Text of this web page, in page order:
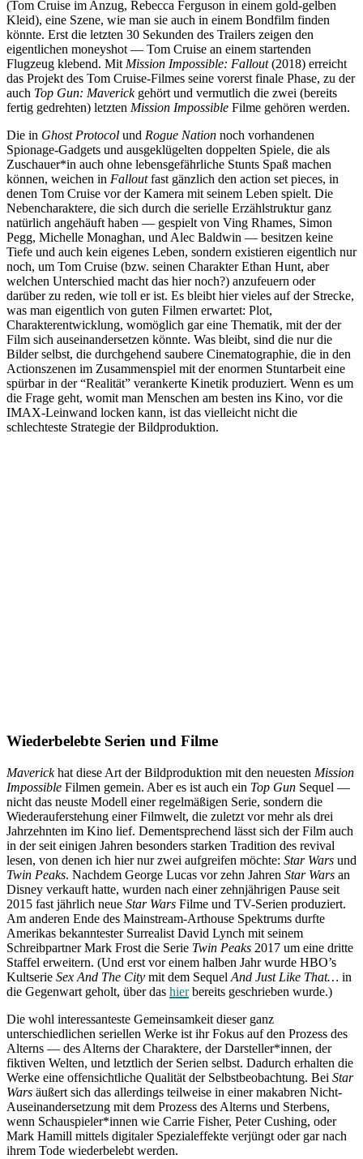
(Tom Cruise im Anzug, Rebecca Ferguson in einem gold-gelben
Kleid), eine Szene, wie man sie auch in einem Bondfilm finden
könnte. Erst die letzten 30 Sekunden des Trailers zeigen den
eigentlichen moneyshot — Tom Cruise an einem startenden
Flugzeug klebend. Mit Mission Impossible: Fallout(2018) erreicht
das Projekt des Tom Cruise-Filmes seine vorerst finale Phase, zu der
auch Top Gun: Maverickgehört und vermutlich die zwei (bereits
fertig gedrehten) letzten Mission Impossible Filme gehören werden.
Die in Ghost Protocol und Rogue Nation noch vorhandenen
Spionage-Gadgets und ausgeklügelten doppelten Spiele, die als
Zuschauer*in auch ohne lebensgefährliche Stunts Spaß machen
können, weichen in Falloutfast gänzlich den action set pieces, in
denen Tom Cruise vor der Kamera mit seinem Leben spielt. Die
Nebencharaktere, die sich durch die serielle Erzählstruktur ganz
natürlich angehäuft haben — gespielt von Ving Rhames, Simon
Pegg, Michelle Monaghan, und Alec Baldwin — besitzen keine
Tiefe und auch kein eigenes Leben, sondern existieren eigentlich nur
noch, um Tom Cruise (bzw. seinen Charakter Ethan Hunt, aber
welchen Unterschied macht das hier noch?) anzufeuern oder
darüber zu reden, wie toll er ist. Es bleibt hier vieles auf der Strecke,
was man eigentlich von guten Filmen erwartet: Plot,
Charakterentwicklung, womöglich gar eine Thematik, mit der der
Film sich auseinandersetzen könnte. Was bleibt, sind die nur die
Bilder selbst, die durchgehend saubere Cinematographie, die in den
Actionszenen im Zusammenspiel mit der enormen Stuntarbeit eine
spürbar in der “Realität” verankerte Kinetik produziert. Wenn es um
die Frage geht, womit man Menschen am besten ins Kino, vor die
IMAX-Leinwand locken kann, ist das vielleicht nicht die
schlechteste Strategie der Bildproduktion.
Wiederbelebte Serien und Filme
Maverickhat diese Art der Bildproduktion mit den neuesten Mission
Impossible Filmen gemein. Aber es ist auch ein Top Gun Sequel —
nicht das neuste Modell einer regelmäßigen Serie, sondern die
Wiederauferstehung einer Filmwelt, die zuletzt vor mehr als drei
Jahrzehnten im Kino lief. Dementsprechend lässt sich der Film auch
in der seit einigen Jahren besonders starken Tradition des revival
lesen, von denen ich hier nur zwei aufgreifen möchte: Star Wars und
Twin Peaks. Nachdem George Lucas vor zehn Jahren Star Wars an
Disney verkauft hatte, wurden nach einer zehnjährigen Pause seit
2015 fast jährlich neue Star Wars Filme und TV-Serien produziert.
Am anderen Ende des Mainstream-Arthouse Spektrums durfte
Amerikas bekanntester Surrealist David Lynch mit seinem
Schreibpartner Mark Frost die Serie Twin Peaks 2017 um eine dritte
Staffel erweitern. (Und erst vor einem halben Jahr wurde HBO’s
Kultserie Sex And The City mit dem Sequel And Just Like That… in
die Gegenwart geholt, über das hierbereits geschrieben wurde.)
Die wohl interessanteste Gemeinsamkeit dieser ganz
unterschiedlichen seriellen Werke ist ihr Fokus auf den Prozess des
Alterns — des Alterns der Charaktere, der Darsteller*innen, der
fiktiven Welten, und letztlich der Serien selbst. Dadurch erhalten die
Werke eine offensichtliche Qualität der Selbstbeobachtung. Bei Star
Wars äußert sich das allerdings teilweise in einer makabren Nicht-
Auseinandersetzung mit dem Prozess des Alterns und Sterbens,
wenn Schauspieler*innen wie Carrie Fisher, Peter Cushing, oder
Mark Hamill mittels digitaler Spezialeffekte verjüngt oder gar nach
ihrem Tode wiederbelebt werden.